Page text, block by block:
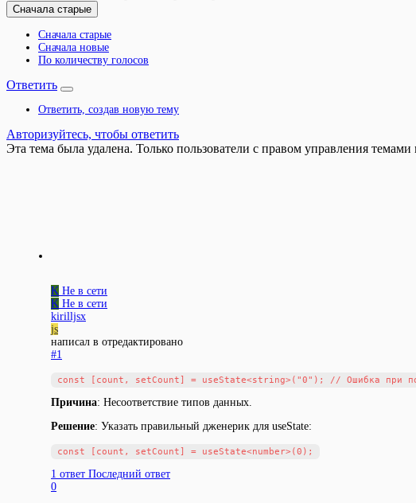
Сначала старые
Сначала старые
Сначала новые
По количеству голосов
Ответить
Ответить, создав новую тему
Авторизуйтесь, чтобы ответить
Эта тема была удалена. Только пользователи с правом управления темами
K Не в сети
K Не в сети
kirilljsx
js
написал в отредактировано
#1
Причина: Несоответствие типов данных.
Решение: Указать правильный дженерик для useState:
1 ответ Последний ответ
0